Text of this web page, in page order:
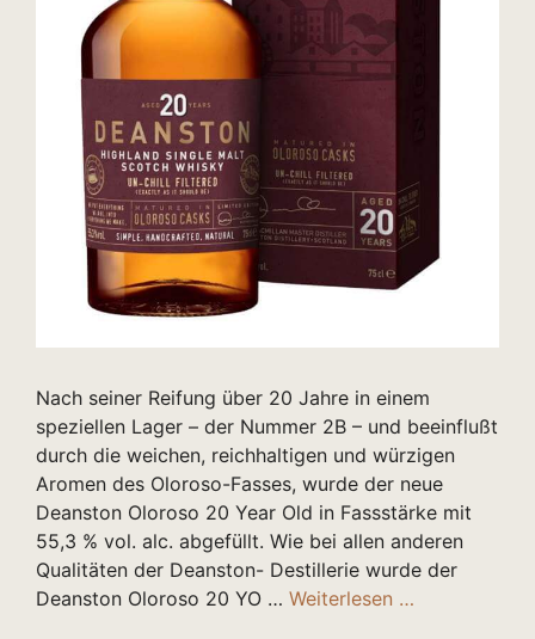
Nach seiner Reifung über 20 Jahre in einem
speziellen Lager – der Nummer 2B – und beeinflußt
durch die weichen, reichhaltigen und würzigen
Aromen des Oloroso-Fasses, wurde der neue
Deanston Oloroso 20 Year Old in Fassstärke mit
55,3 % vol. alc. abgefüllt. Wie bei allen anderen
Qualitäten der Deanston- Destillerie wurde der
Deanston Oloroso 20 YO … Weiterlesen …